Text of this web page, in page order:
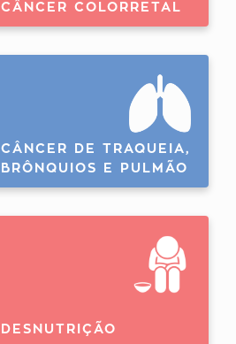
CÂNCER COLORRETAL
CÂNCER DE TRAQUEIA,
BRÔNQUIOS E PULMÃO
DESNUTRIÇÃO